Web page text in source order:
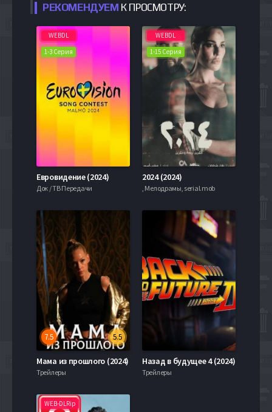
РЕКОМЕНДУЕМ К ПРОСМОТРУ:
WEBDL
1-3 Серия
Евровидение (2024)
Док / ТВ Передачи
WEBDL
1-15 Серия
2024 (2024)
, Мелодрамы, serial.mob
5.5
7.5
Мама из прошлого (2024)
Трейлеры
Назад в будущее 4 (2024)
Трейлеры
WEB-DLRip